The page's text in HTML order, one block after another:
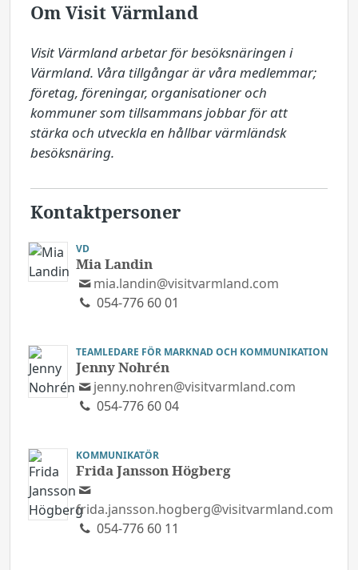
Om Visit Värmland
Visit Värmland arbetar för besöksnäringen i
Värmland. Våra tillgångar är våra medlemmar;
företag, föreningar, organisationer och
kommuner som tillsammans jobbar för att
stärka och utveckla en hållbar värmländsk
besöksnäring.
Kontaktpersoner
VD
Mia Landin
mia.landin@visitvarmland.com
054-776 60 01
TEAMLEDARE FÖR MARKNAD OCH KOMMUNIKATION
Jenny Nohrén
jenny.nohren@visitvarmland.com
054-776 60 04
KOMMUNIKATÖR
Frida Jansson Högberg
frida.jansson.hogberg@visitvarmland.com
054-776 60 11